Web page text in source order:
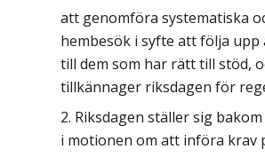
att genomföra systematiska
hembesök i syfte att följa
till dem som har rätt till stöd,
tillkännager riksdagen för
Riksdagen ställer sig
i motionen om att införa krav